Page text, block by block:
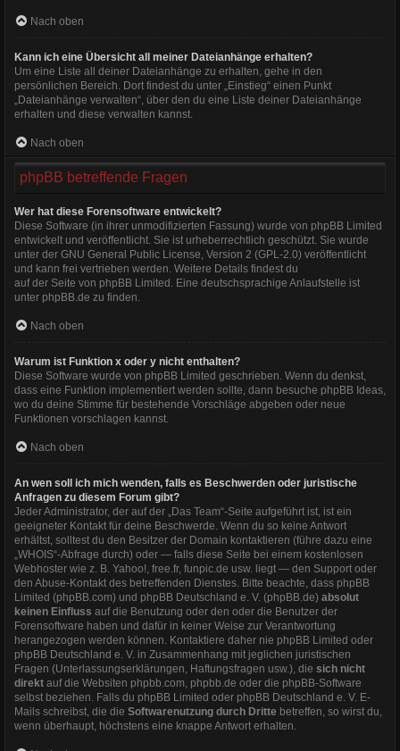
Nach oben
Kann ich eine Übersicht all meiner Dateianhänge erhalten?
Um eine Liste all deiner Dateianhänge zu erhalten, gehe in den
persönlichen Bereich. Dort findest du unter „Einstieg“ einen Punkt
„Dateianhänge verwalten“, über den du eine Liste deiner Dateianhänge
erhalten und diese verwalten kannst.
Nach oben
phpBB betreffende Fragen
Wer hat diese Forensoftware entwickelt?
Diese Software (in ihrer unmodifizierten Fassung) wurde von phpBB Limited
entwickelt und veröffentlicht. Sie ist urheberrechtlich geschützt. Sie wurde
unter der GNU General Public License, Version 2 (GPL-2.0) veröffentlicht
und kann frei vertrieben werden. Weitere Details findest du
auf der Seite von phpBB Limited . Eine deutschsprachige Anlaufstelle ist
unter phpBB.de zu finden.
Nach oben
Warum ist Funktion x oder y nicht enthalten?
Diese Software wurde von phpBB Limited geschrieben. Wenn du denkst,
dass eine Funktion implementiert werden sollte, dann besuche phpBB Ideas
wo du deine Stimme für bestehende Vorschläge abgeben oder neue
Funktionen vorschlagen kannst.
Nach oben
An wen soll ich mich wenden, falls es Beschwerden oder juristische
Anfragen zu diesem Forum gibt?
Jeder Administrator, der auf der „Das Team“-Seite aufgeführt ist, ist ein
geeigneter Kontakt für deine Beschwerde. Wenn du so keine Antwort
erhältst, solltest du den Besitzer der Domain kontaktieren (führe dazu eine
„WHOIS“-Abfrage durch) oder — falls diese Seite bei einem kostenlosen
Webhoster wie z. B. Yahoo!, free.fr, funpic.de usw. liegt — den Support oder
den Abuse-Kontakt des betreffenden Dienstes. Bitte beachte, dass phpBB
Limited (phpBB.com) und phpBB Deutschland e. V. (phpBB.de) absolut
keinen Einfluss auf die Benutzung oder den oder die Benutzer der
Forensoftware haben und dafür in keiner Weise zur Verantwortung
herangezogen werden können. Kontaktiere daher nie phpBB Limited oder
phpBB Deutschland e. V. in Zusammenhang mit jeglichen juristischen
Fragen (Unterlassungserklärungen, Haftungsfragen usw.), die sich nicht
direkt auf die Websiten phpbb.com, phpbb.de oder die phpBB-Software
selbst beziehen. Falls du phpBB Limited oder phpBB Deutschland e. V. E-
Mails schreibst, die die Softwarenutzung durch Dritte betreffen, so wirst du,
wenn überhaupt, höchstens eine knappe Antwort erhalten.